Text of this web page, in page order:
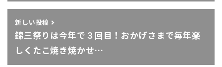
新しい投稿
錦三祭りは今年で３回目！おかげさまで毎年楽
しくたこ焼き焼かせ…